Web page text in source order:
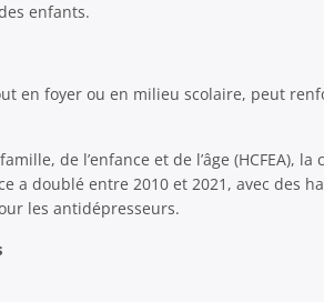
enfants.
en foyer ou en milieu scolaire, peut
de l’enfance et de l’âge (HCFEA), la
a doublé entre 2010 et 2021, avec des
les antidépresseurs.